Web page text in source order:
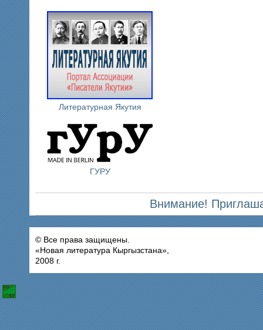
Литературная Якутия
ГУРУ
Внимание!
© Все права защищены.
«Новая литература Кыргызстана»,
2008 г.